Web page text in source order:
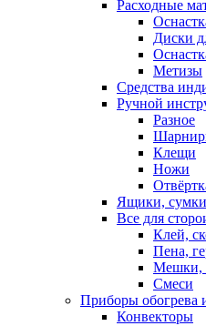
Расходные
Диски
Метизы
Средства
Ручной
Разное
Клещи
Ножи
Ящики,
Все для
Клей,
Пена,
Мешки,
Смеси
Приборы обогрева
Конвекторы